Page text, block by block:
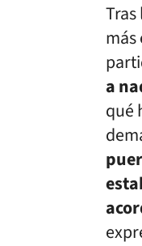
a
qué